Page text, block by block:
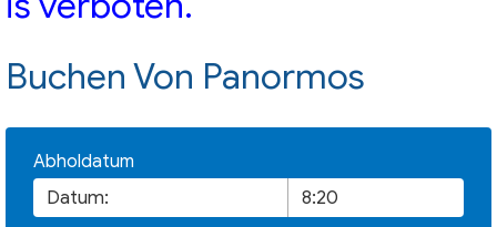
Buchen Von Panormos
Abholdatum